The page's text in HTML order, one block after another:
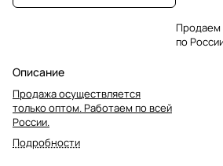
Описание
Продажа осуществляется
только оптом. Работаем по всей
России.
Подробности
Продаем
по